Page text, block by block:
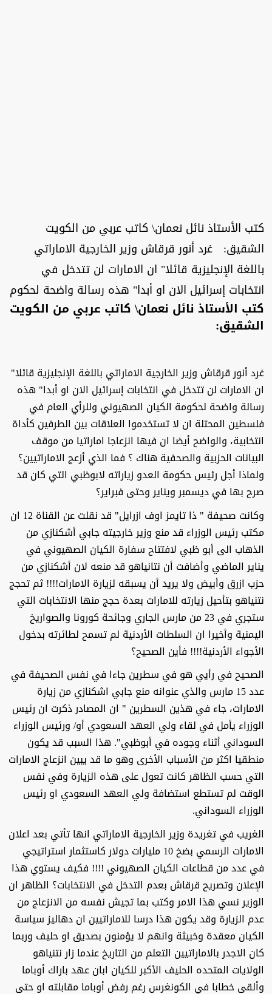
كتب الأستاذ نائل نعمان\ كاتب عربي من الكويت
الشقيق: غرد أنور قرقاش وزير الخارجية الاماراتي
باللغة الإنجليزية قائلا" ان الامارات لن تتدخل في
انتخابات إسرائيل الان او أبدا" هذه رسالة واضحة لحكوم
كتب الأستاذ نائل نعمان\ كاتب عربي من الكويت
الشقيق:
غرد أنور قرقاش وزير الخارجية الاماراتي باللغة الإنجليزية قائلا"
ان الامارات لن تتدخل في انتخابات إسرائيل الان او أبدا" هذه
رسالة واضحة لحكومة الكيان الصهيوني وللرأي العام في
فلسطين المحتلة ان لا تستخدموا العلاقات بين الطرفين كأداة
انتخابية، والواضح أيضا ان فيها انزعاجا اماراتيا من موقف
البيانات الحزبية والصحفية هناك ؟ فما الذي أزعج الاماراتيين؟
ولماذا أجل رئيس حكومة العدو زياراته لابوظبي التي كان قد
صرح بها في ديسمبر ويناير وحتى فبراير؟
وكانت صحيفة " ذا تايمز اوف ازرايل" قد نقلت عن القناة 12 ان
مكتب رئيس الوزراء قد منع وزير خارجيته جابي أشكنازي من
الذهاب الى أبو ظبي لافتتاح سفارة الكيان الصهيوني في
يناير الماضي وأضافت أن نتانياهو قد منعه لان أشكنازي من
حزب ازرق وأبيض ولا يريد أن يسبقه لزيارة الامارات!!!! ثم تحجج
نتنياهو بتأحيل زيارته للامارات بعدة حجج منها الانتخابات التي
ستجري في 23 من مارس الجاري وجائحة كورونا والصواريخ
اليمنية وأخيرا ان السلطات الأردنية لم تسمح لطائرته بدخول
الأجواء الأردنية!!!! فأين الصحيح؟
الصحيح في رأيي هو في سطرين جاءا في نفس الصحيفة في
عدد 15 مارس والذي عنوانه منع جابي اشكنازي من زيارة
الامارات، جاء في هذين السطرين " ان المصادر ذكرت ان رئيس
الوزراء يأمل في لقاء ولي العهد السعودي أو/ ورئيس الوزراء
السوداني أثناء وجوده في أبوظبي". هذا السبب قد يكون
منطقيا اكثر من الأسباب الأخرى وهو ما قد يبين انزعاج الامارات
التي حسب الظاهر كانت تعول على هذه الزيارة وفي نفس
الوقت لم تستطع استضافة ولي العهد السعودي او رئيس
الوزراء السوداني.
الغريب في تغريدة وزير الخارجية الاماراتي انها تأتي بعد اعلان
الامارات الرسمي بضخ 10 مليارات دولار كاستثمار استراتيجي
في عدد من قطاعات الكيان الصهيوني !!!! فكيف يستوي هذا
الإعلان وتصريح قرقاش بعدم التدخل في الانتخابات؟ الظاهر ان
الوزير نسي هذا الامر وكتب بما تجيش نفسه من الانزعاج من
عدم الزيارة وقد يكون هذا درسا للاماراتيين ان دهاليز سياسة
الكيان معقدة وخبيثة وانهم لا يؤمنون بصديق او حليف وربما
كان الاجدر بالاماراتيين التعلم من التاريخ عندما زار نتنياهو
الولايات المتحده الحليف الأكبر للكيان ابان عهد باراك أوباما
وألقى خطابا في الكونغرس رغم رفض أوباما مقابلته او حتى